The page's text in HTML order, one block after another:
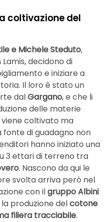
coltivazione del
e Michele Steduto,
decidono di
e iniziare a
Il loro è stato un
dalGargano, e che li
delle materie
coltivato ma
fonte di guadagno non
hanno iniziato una
3 ettari di terreno tra
. Nascono da qui le
svolta arriva però nel
con ilgruppo Albini
la produzione delcotone
filiera tracciabile.